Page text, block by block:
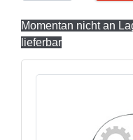
Momentan nicht an
lieferbar